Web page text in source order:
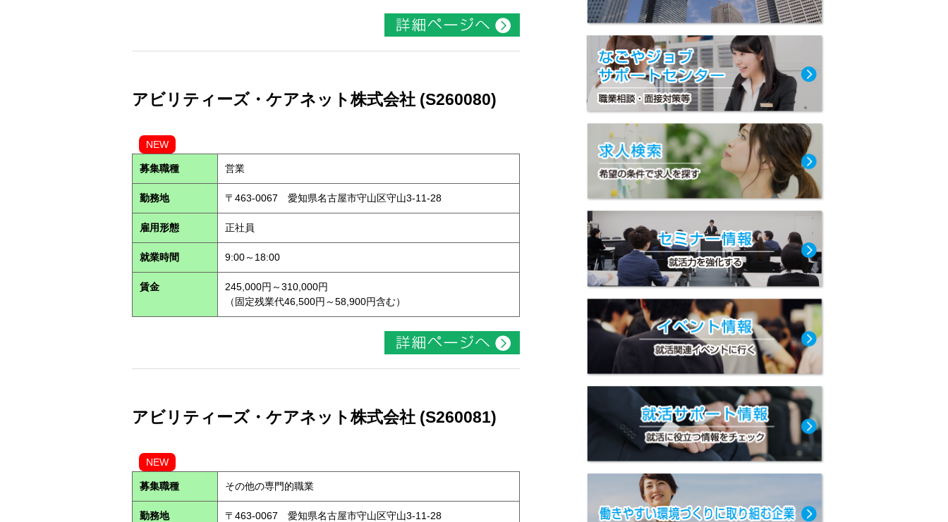
アビリティーズ・ケアネット株式会社 (S260080)
NEW
募集職種 営業
勤務地 〒463-0067 愛知県名古屋市守山区守山3-11-28
雇用形態 正社員
就業時間 9:00～18:00
賃金
245,000円～310,000円
（固定残業代46,500円～58,900円含む）
アビリティーズ・ケアネット株式会社 (S260081)
NEW
募集職種 その他の専門的職業
勤務地 〒463-0067 愛知県名古屋市守山区守山3-11-28